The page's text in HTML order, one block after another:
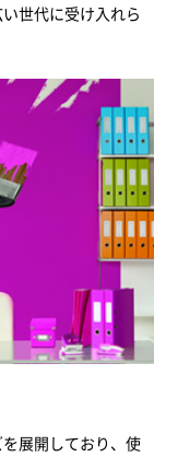
世代に受け入れら
展開しており、使